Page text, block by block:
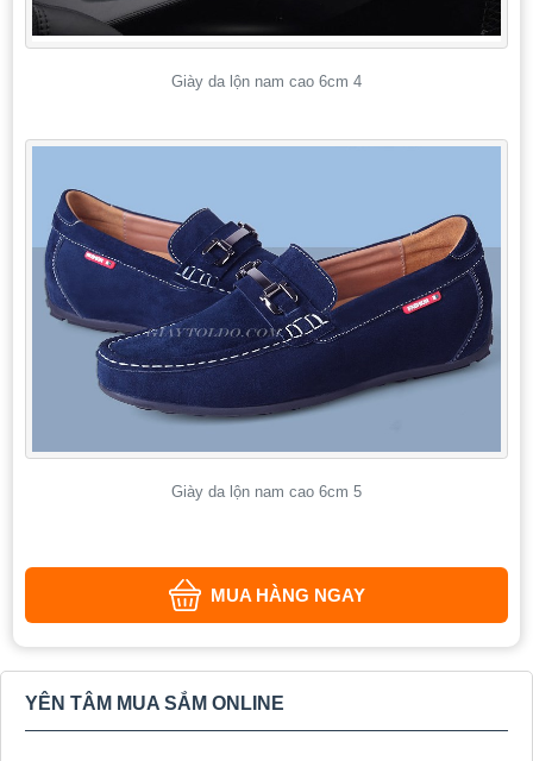
Giày da lộn nam cao 6cm 4
Giày da lộn nam cao 6cm 5
MUA HÀNG NGAY
YÊN TÂM MUA SẮM ONLINE